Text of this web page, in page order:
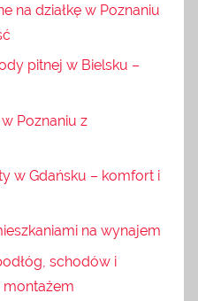
na działkę w Poznaniu
pitnej w Bielsku –
Poznaniu z
w Gdańsku – komfort i
na wynajem
schodów i